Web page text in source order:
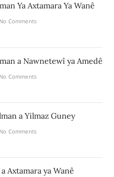
Ya Axtamara Ya Wanê
Comments
a Nawnetewî ya Amedê
Comments
a Yilmaz Guney
Comments
Axtamara ya Wanê